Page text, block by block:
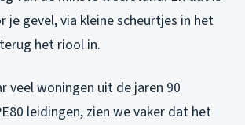
je gevel, via kleine scheurtjes in het
het riool in.
veel woningen uit de jaren 90
leidingen, zien we vaker dat het